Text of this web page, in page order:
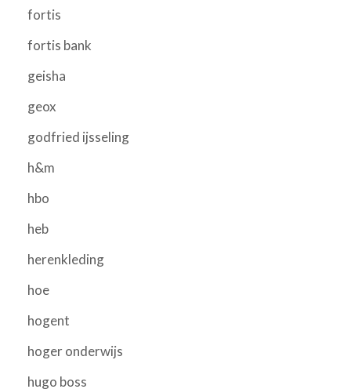
fortis
fortis bank
geisha
geox
godfried ijsseling
h&m
hbo
heb
herenkleding
hoe
hogent
hoger onderwijs
hugo boss